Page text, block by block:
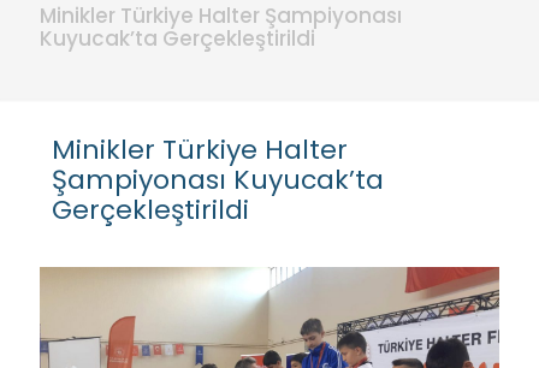
Minikler Türkiye Halter Şampiyonası
Kuyucak’ta Gerçekleştirildi
Minikler Türkiye Halter
Şampiyonası Kuyucak’ta
Gerçekleştirildi